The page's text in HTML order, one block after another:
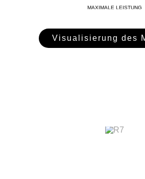
MAXIMALE LEISTUNG
Visualisierung des